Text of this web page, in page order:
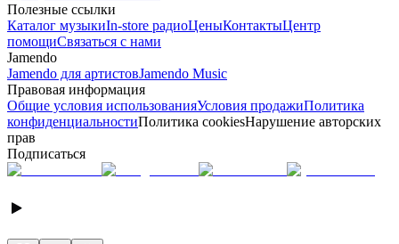
Полезные ссылки
Каталог музыкиIn-store радиоЦеныКонтактыЦентр
помощиСвязаться с нами
Jamendo
Jamendo для артистовJamendo Music
Правовая информация
Общие условия использованияУсловия продажиПолитика
конфиденциальностиПолитика cookiesНарушение авторских
прав
Подписаться